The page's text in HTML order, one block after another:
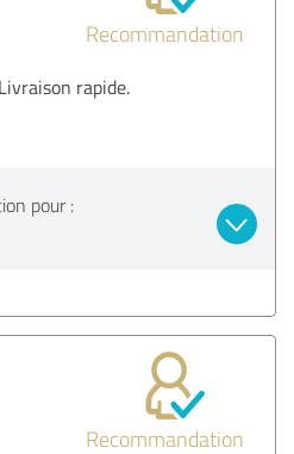
Recommandation
rapide.
pour :
Recommandation